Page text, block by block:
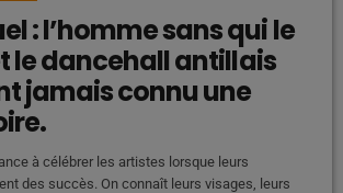
: l’homme sans qui le
le dancehall antillais
jamais connu une
à célébrer les artistes lorsque leurs
des succès. On connaît leurs visages, leurs